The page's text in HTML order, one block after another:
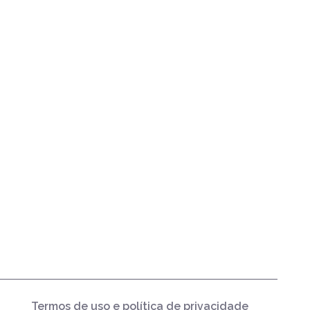
Termos de uso e política de privacidade